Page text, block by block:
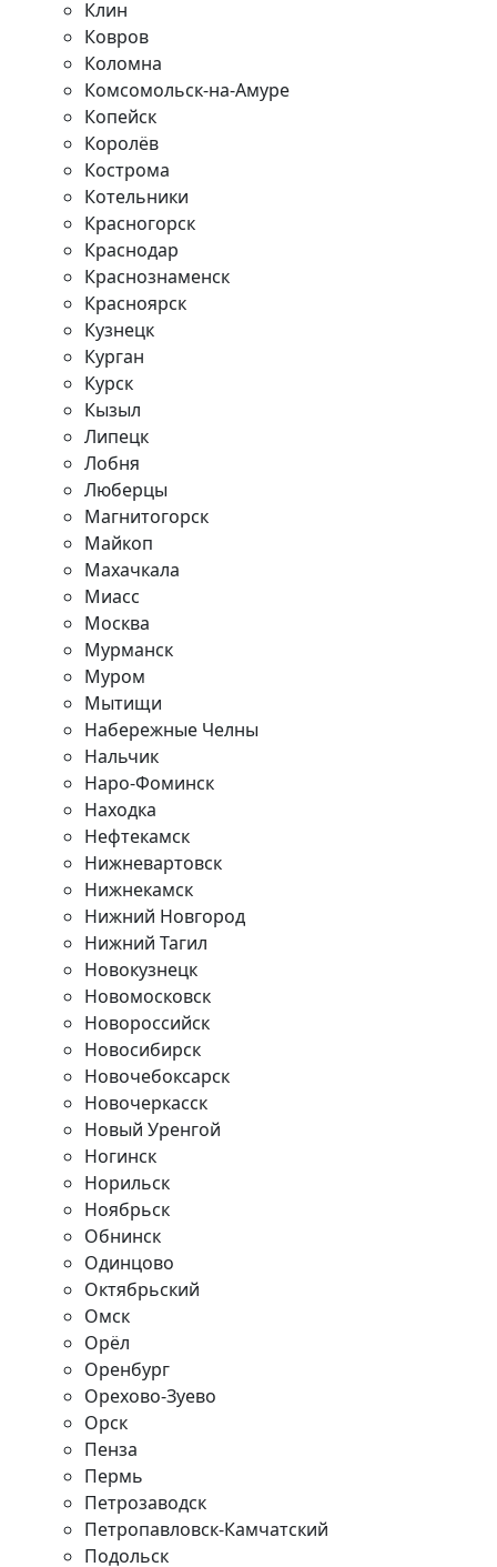
Клин
Ковров
Коломна
Комсомольск-на-Амуре
Копейск
Королёв
Кострома
Котельники
Красногорск
Краснодар
Краснознаменск
Красноярск
Кузнецк
Курган
Курск
Кызыл
Липецк
Лобня
Люберцы
Магнитогорск
Майкоп
Махачкала
Миасс
Москва
Мурманск
Муром
Мытищи
Набережные Челны
Нальчик
Наро-Фоминск
Находка
Нефтекамск
Нижневартовск
Нижнекамск
Нижний Новгород
Нижний Тагил
Новокузнецк
Новомосковск
Новороссийск
Новосибирск
Новочебоксарск
Новочеркасск
Новый Уренгой
Ногинск
Норильск
Ноябрьск
Обнинск
Одинцово
Октябрьский
Омск
Орёл
Оренбург
Орехово-Зуево
Орск
Пенза
Пермь
Петрозаводск
Петропавловск-Камчатский
Подольск